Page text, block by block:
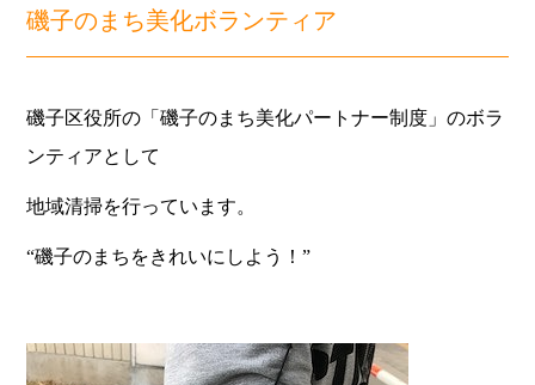
磯子のまち美化ボランティア
磯子区役所の「磯子のまち美化パートナー制度 」のボラ
ンティアとして
地域清掃を行っています。
“磯子のまちをきれいにしよう！”